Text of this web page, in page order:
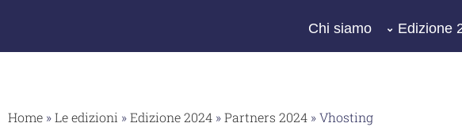
Chi siamo Edizione
Home »Le edizioni »Edizione 2024 »Partners 2024 »Vhosting